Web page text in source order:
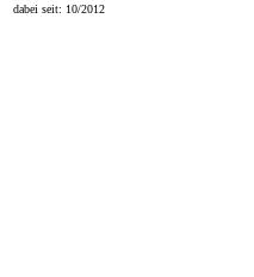
dabei seit: 10/2012